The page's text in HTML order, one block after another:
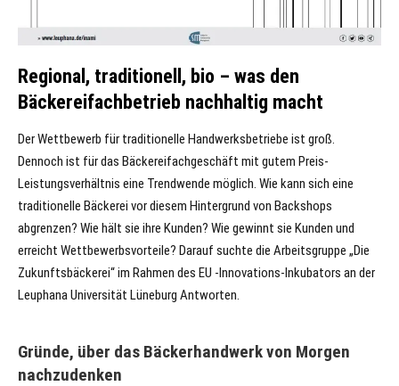
Regional, traditionell, bio – was den
Bäckereifachbetrieb nachhaltig macht
Der Wettbewerb für traditionelle Handwerksbetriebe ist groß.
Dennoch ist für das Bäckereifachgeschäft mit gutem Preis-
Leistungsverhältnis eine Trendwende möglich. Wie kann sich eine
traditionelle Bäckerei vor diesem Hintergrund von Backshops
abgrenzen? Wie hält sie ihre Kunden? Wie gewinnt sie Kunden und
erreicht Wettbewerbsvorteile? Darauf suchte die Arbeitsgruppe „Die
Zukunftsbäckerei“ im Rahmen des EU -Innovations-Inkubators an der
Leuphana Universität Lüneburg Antworten.
Gründe, über das Bäckerhandwerkvon Morgen
nachzudenken